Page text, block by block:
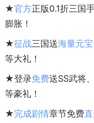
★官方正版0.1折三国
膨胀！
★征战三国送海量元宝
等大礼！
★登录免费送SS武将
等豪礼！
★完成剧情章节免费